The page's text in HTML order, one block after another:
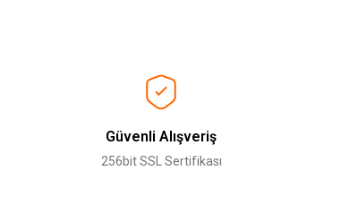
Güvenli Alışveriş
256bit SSL Sertifikası